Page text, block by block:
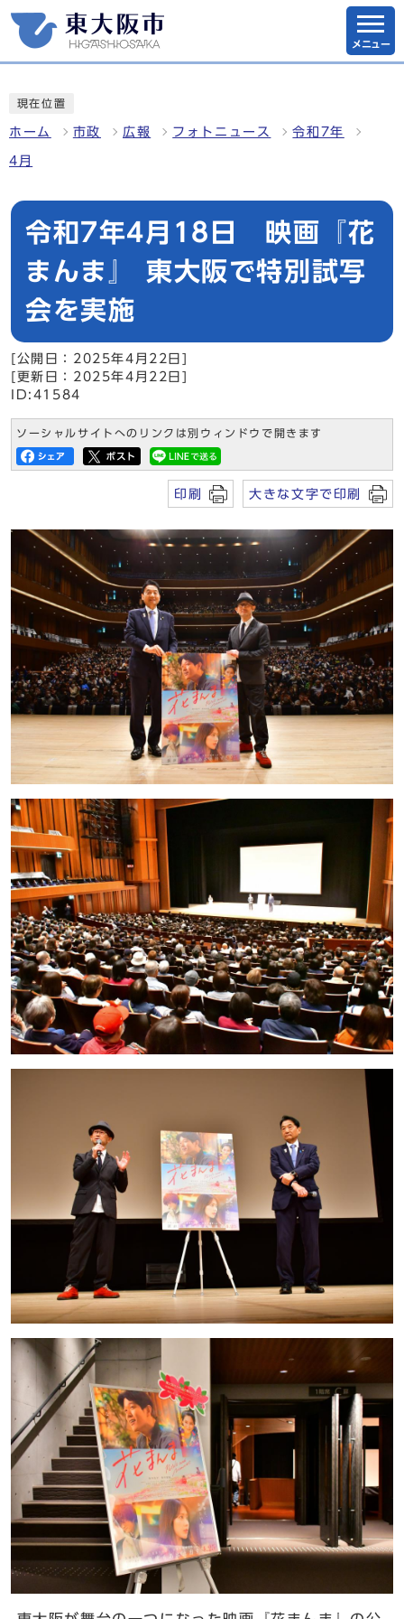
メニュー
現在位置
ホーム 市政 広報 フォトニュース 令和7年
4月
令和7年4月18日 映画『花
まんま』 東大阪で特別試写
会を実施
[公開日：2025年4月22日]
[更新日：2025年4月22日]
ID:41584
ソーシャルサイトへのリンクは別ウィンドウで開きます
印刷 大きな文字で印刷